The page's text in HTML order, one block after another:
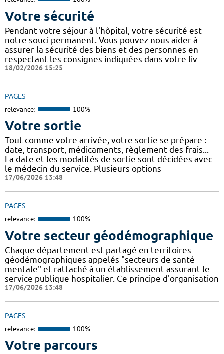
Votre sécurité
Pendant votre séjour à l'hôpital, votre sécurité est
notre souci permanent. Vous pouvez nous aider à
assurer la sécurité des biens et des personnes en
respectant les consignes indiquées dans votre liv
18/02/2026 15:25
PAGES
relevance: 100%
Votre sortie
Tout comme votre arrivée, votre sortie se prépare :
date, transport, médicaments, règlement des frais...
La date et les modalités de sortie sont décidées avec
le médecin du service. Plusieurs options
17/06/2026 13:48
PAGES
relevance: 100%
Votre secteur géodémographique
Chaque département est partagé en territoires
géodémographiques appelés "secteurs de santé
mentale" et rattaché à un établissement assurant le
service publique hospitalier. Ce principe d'organisation
17/06/2026 13:48
PAGES
relevance: 100%
Votre parcours